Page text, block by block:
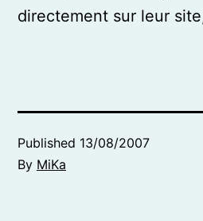
directement sur leur
Published 13/08/2007
By MiKa